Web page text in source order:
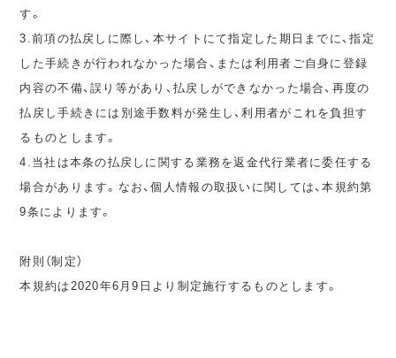
す。
3.前項の払戻しに際し、本サイトにて指定した期日までに、指定
した手続きが行われなかった場合、または利用者ご自身に登録
内容の不備、誤り等があり、払戻しができなかった場合、再度の
払戻し手続きには別途手数料が発生し、利用者がこれを負担す
るものとします。
4.当社は本条の払戻しに関する業務を返金代行業者に委任する
場合があります。なお、個人情報の取扱いに関しては、本規約第
9条によります。
附則（制定）
本規約は2020年6月9日より制定施行するものとします。